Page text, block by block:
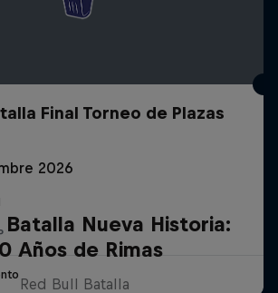
Final Torneo de Plazas
2026
Batalla Nueva Historia:
Años de Rimas
Red Bull Batalla